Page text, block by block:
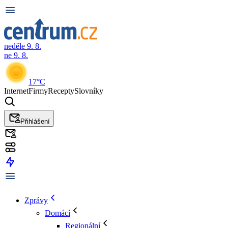
neděle 9. 8.
ne 9. 8.
17°C
InternetFirmyReceptySlovníky
Přihlášení
Zprávy
Domácí
Regionální